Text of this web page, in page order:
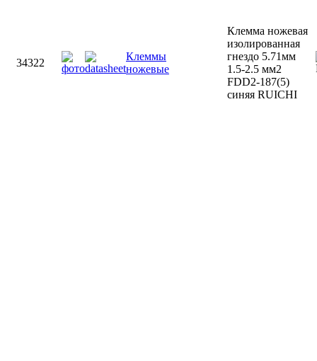
34322
Клеммы
ножевые
Клемма ножевая
изолированная
гнездо 5.71мм
1.5-2.5 мм2
FDD2-187(5)
синяя RUICHI